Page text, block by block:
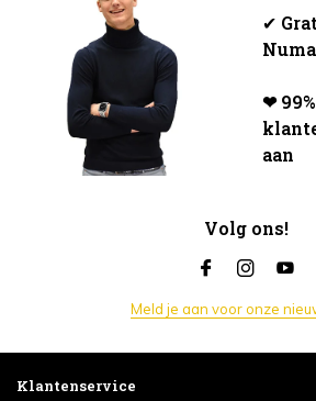
✔
❤
aan
Volg ons!
Meld je aan voor onze
Klantenservice